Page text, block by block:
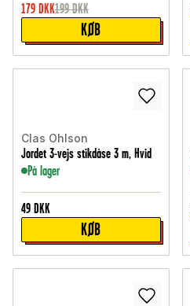
179 DKK199 DKK
KØB
Clas Ohlson
Jordet 3-vejs stikdåse 3 m, Hvid
På lager
49 DKK
KØB